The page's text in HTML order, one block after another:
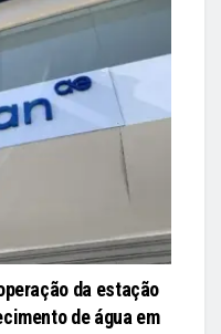
da estação
de água em